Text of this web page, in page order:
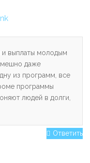
и выплаты молодым
даже
из программ, все
программы
людей в долги,
Ответить